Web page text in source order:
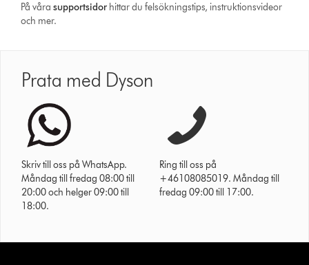
På vårasupport­sidor hittar du felsökningstips, instruktionsvideor
och mer.
Prata med Dyson
Skriv till oss på WhatsApp.
Måndag till fredag 08:00 till
20:00 och helger 09:00 till
18:00.
Ring till oss på
+46108085019. Måndag till
fredag 09:00 till 17:00.